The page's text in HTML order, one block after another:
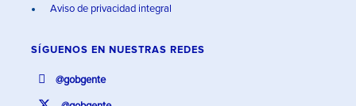
Aviso de privacidad integral
SÍGUENOS EN NUESTRAS REDES
@gobgente